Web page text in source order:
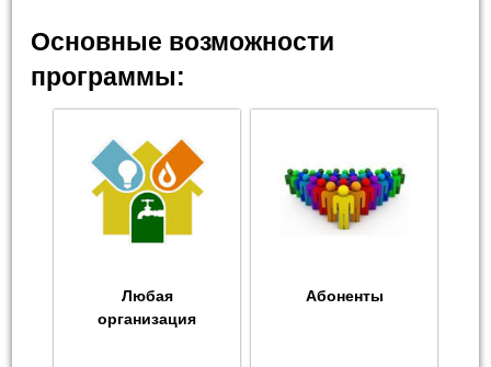
Основные возможности
программы:
Любая
организация
Абоненты